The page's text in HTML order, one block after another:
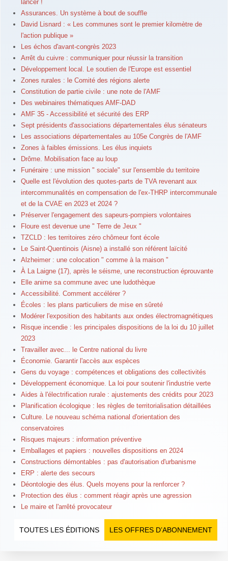
lancer !
Assurances. Un système à bout de souffle
David Lisnard : « Les communes sont le premier kilomètre de
l'action publique »
Les échos d'avant-congrès 2023
Arrêt du cuivre : communiquer pour réussir la transition
Développement local. Le soutien de l'Europe est essentiel
Zones rurales : le Comité des régions alerte
Constitution de partie civile : une note de l'AMF
Des webinaires thématiques AMF-DAD
AMF 35 - Accessibilité et sécurité des ERP
Sept présidents d'associations départementales élus sénateurs
Les associations départementales au 105e Congrès de l'AMF
Zones à faibles émissions. Les élus inquiets
Drôme. Mobilisation face au loup
Funéraire : une mission " sociale" sur l'ensemble du territoire
Quelle est l'évolution des quotes-parts de TVA revenant aux
intercommunalités en compensation de l'ex-THRP intercommunale
et de la CVAE en 2023 et 2024 ?
Préserver l'engagement des sapeurs-pompiers volontaires
Floure est devenue une " Terre de Jeux "
TZCLD : les territoires zéro chômeur font école
Le Saint-Quentinois (Aisne) a installé son référent laïcité
Alzheimer : une colocation " comme à la maison "
À La Laigne (17), après le séisme, une reconstruction éprouvante
Elle anime sa commune avec une ludothèque
Accessibilité. Comment accélérer ?
Écoles : les plans particuliers de mise en sûreté
Modérer l'exposition des habitants aux ondes électromagnétiques
Risque incendie : les principales dispositions de la loi du 10 juillet
2023
Travailler avec... le Centre national du livre
Économie. Garantir l'accès aux espèces
Gens du voyage : compétences et obligations des collectivités
Développement économique. La loi pour soutenir l'industrie verte
Aides à l'électrification rurale : ajustements des crédits pour 2023
Planification écologique : les règles de territorialisation détaillées
Culture. Le nouveau schéma national d'orientation des
conservatoires
Risques majeurs : information préventive
Emballages et papiers : nouvelles dispositions en 2024
Constructions démontables : pas d'autorisation d'urbanisme
ERP : alerte des secours
Déontologie des élus. Quels moyens pour la renforcer ?
Protection des élus : comment réagir après une agression
Le maire et l'arrêté provocateur
LES OFFRES D’ABONNEMENT
TOUTES LES ÉDITIONS